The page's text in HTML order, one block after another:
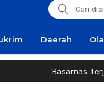
Daerah
Basarnas